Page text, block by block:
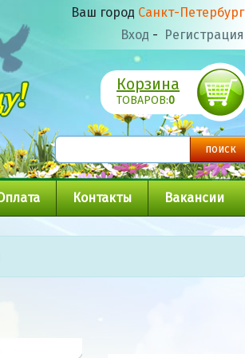
Ваш город Санкт-Петербург
Вход - Регистрация
Корзина
ТОВАРОВ:0
Контакты Вакансии